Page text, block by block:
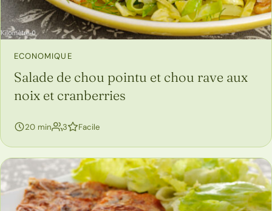
ECONOMIQUE
Salade de chou pointu et chou rave aux
noix et cranberries
20 min 3personnes
Facile